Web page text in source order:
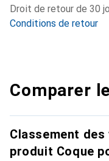
Droit de retour de 30
Conditions de retour
Comparer
Classement
produit Coque